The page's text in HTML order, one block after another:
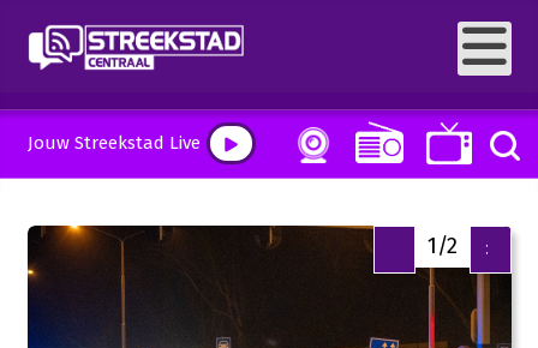
Jouw Streekstad Live
>
2/2